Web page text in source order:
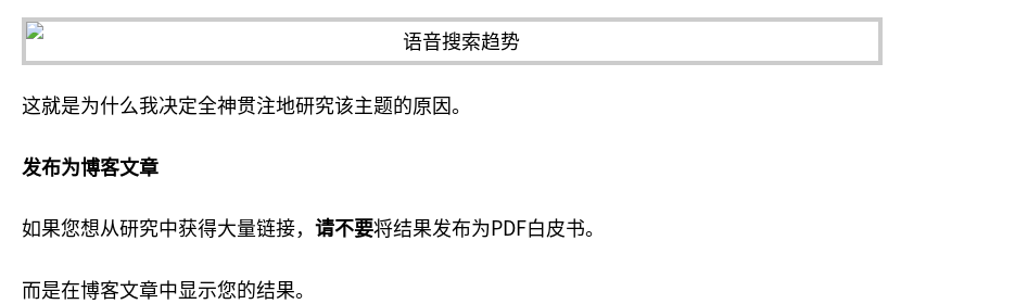
这就是为什么我决定全神贯注地研究该主题的原因。
发布为博客文章
如果您想从研究中获得大量链接， 请不要将结果发布为PDF白皮书。
而是在博客文章中显示您的结果。